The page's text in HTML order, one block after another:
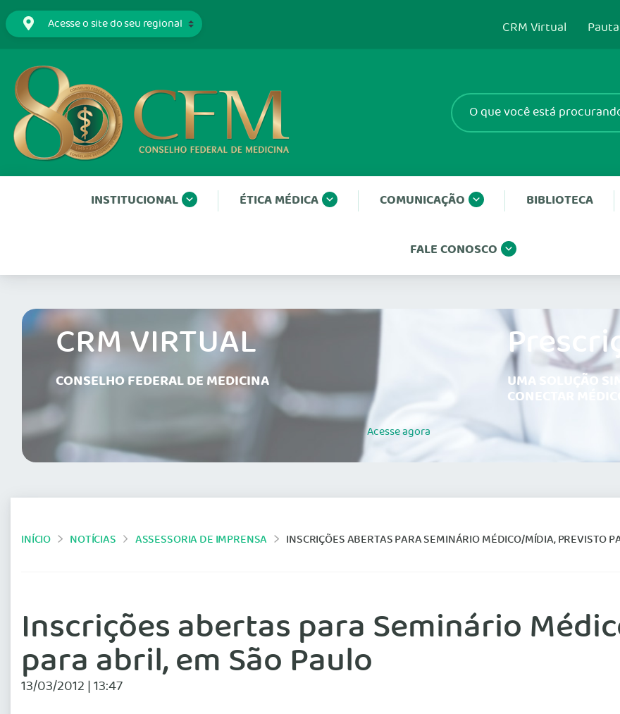
CRM Virtual
INSTITUCIONAL ÉTICA MÉDICA COMUNICAÇÃO BIBLIOTECA
FALE CONOSCO
CRM VIRTUAL
CONSELHO FEDERAL DE MEDICINA
Acesseagora
UMA SOLUÇÃO
CONECTAR
INÍCIO NOTÍCIAS ASSESSORIA DE IMPRENSA INSCRIÇÕES ABERTAS PARA SEMINÁRIO MÉDICO/MÍDIA, PREVISTO
Inscrições abertas para Seminário
para abril, em São Paulo
13/03/2012 | 13:47